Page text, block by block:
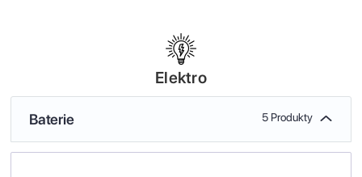
Elektro
Baterie 5 Produkty